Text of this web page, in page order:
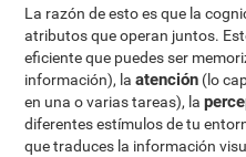
La razón de esto es que la
atributos que operan juntos.
eficiente que puedes ser
información), laatención (lo
en una o varias tareas), la
diferentes estímulos de tu
que traduces la información